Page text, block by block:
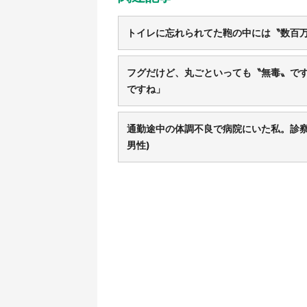
トイレに忘れられてた鞄の中には〝数
フグだけど、丸ごといっても〝無毒〟で
ですね」
通勤途中の体調不良で病院にいた私。診
男性)